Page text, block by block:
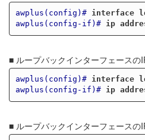
awplus(config)# interface
awplus(config-if)#
ip
■ ループバックインターフェース
awplus(config)# interface
awplus(config-if)#
ip
■ ループバックインターフェースの